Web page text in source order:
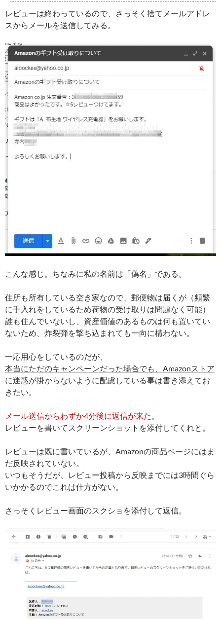
レビューは終わっているので、さっそく捨てメールアドレ
スからメールを送信してみる。
こんな感じ。ちなみに私の名前は「偽名」である。
住所も所有している空き家なので、郵便物は届くが（頻繁
に手入れをしているため荷物の受け取りは問題なく可能）
誰も住んでいないし、資産価値のあるものは何も置いてい
ないため、炸裂弾を撃ち込まれても一向に構わない。
一応用心をしているのだが、
本当にただのキャンペーンだった場合でも、Amazonストア
に迷惑が掛からないように配慮している事は書き添えてお
きたい。
メール送信からわずか4分後に返信が来た。
レビューを書いてスクリーンショットを添付してくれと。
レビューは既に書いているが、Amazonの商品ページにはま
だ反映されていない。
いつもそうだが、レビュー投稿から反映までには3時間ぐら
いかかるのでこれは仕方がない。
さっそくレビュー画面のスクショを添付して返信。